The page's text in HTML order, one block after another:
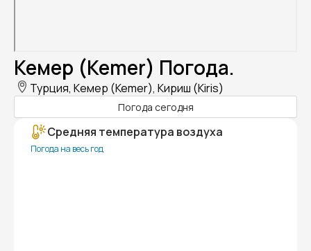
Кемер (Kemer) Погода.
Турция, Кемер (Kemer), Кириш (Kiris)
Погода сегодня
Средняя температура воздуха
Погода на весь год